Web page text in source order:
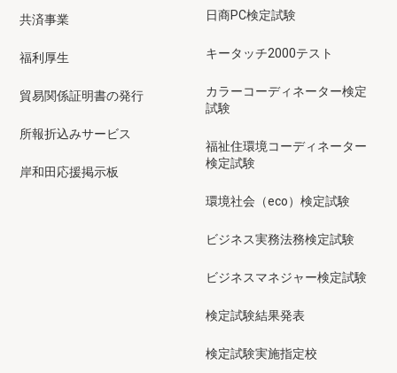
共済事業
福利厚生
貿易関係証明書の発行
所報折込みサービス
岸和田応援掲示板
日商PC検定試験
キータッチ2000テスト
カラーコーディネーター検定
試験
福祉住環境コーディネーター
検定試験
環境社会（eco）検定試験
ビジネス実務法務検定試験
ビジネスマネジャー検定試験
検定試験結果発表
検定試験実施指定校